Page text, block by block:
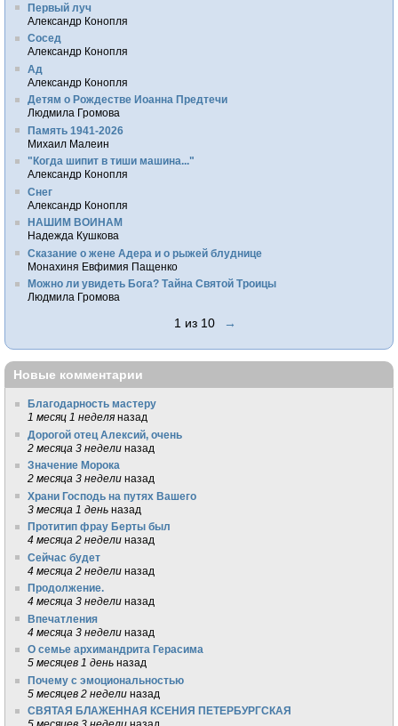
Первый луч
Александр Конопля
Сосед
Александр Конопля
Ад
Александр Конопля
Детям о Рождестве Иоанна Предтечи
Людмила Громова
Память 1941-2026
Михаил Малеин
"Когда шипит в тиши машина..."
Александр Конопля
Снег
Александр Конопля
НАШИМ ВОИНАМ
Надежда Кушкова
Сказание о жене Адера и о рыжей блуднице
Монахиня Евфимия Пащенко
Можно ли увидеть Бога? Тайна Святой Троицы
Людмила Громова
1 из 10 →
Новые комментарии
Благодарность мастеру
1 месяц 1 неделя назад
Дорогой отец Алексий, очень
2 месяца 3 недели назад
Значение Морока
2 месяца 3 недели назад
Храни Господь на путях Вашего
3 месяца 1 день назад
Протитип фрау Берты был
4 месяца 2 недели назад
Сейчас будет
4 месяца 2 недели назад
Продолжение.
4 месяца 3 недели назад
Впечатления
4 месяца 3 недели назад
О семье архимандрита Герасима
5 месяцев 1 день назад
Почему с эмоциональностью
5 месяцев 2 недели назад
СВЯТАЯ БЛАЖЕННАЯ КСЕНИЯ ПЕТЕРБУРГСКАЯ